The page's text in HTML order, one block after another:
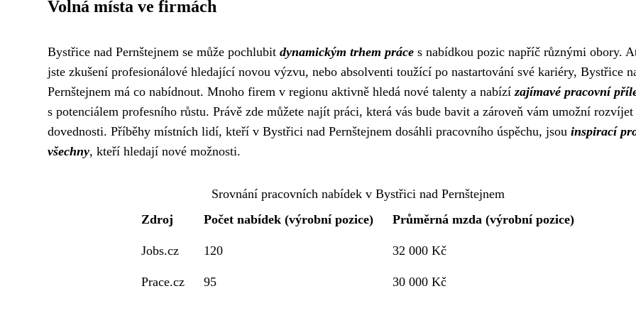
Volná místa ve firmách
Bystřice nad Pernštejnem se může pochlubit dynamickým trhem práce s nabídkou pozic napříč různými obory.
jste zkušení profesionálové hledající novou výzvu, nebo absolventi toužící po nastartování své kariéry, Bystřice
Pernštejnem má co nabídnout. Mnoho firem v regionu aktivně hledá nové talenty a nabízízajímavé pracovní
s potenciálem profesního růstu. Právě zde můžete najít práci, která vás bude bavit a zároveň vám umožní rozvíjet
dovednosti. Příběhy místních lidí, kteří v Bystřici nad Pernštejnem dosáhli pracovního úspěchu, jsou inspirací
všechny, kteří hledají nové možnosti.
Srovnání pracovních nabídek v Bystřici nad Pernštejnem
Zdroj
Počet nabídek (výrobní pozice) Průměrná mzda (výrobní pozice)
Jobs.cz 120 32 000 Kč
Prace.cz 95 30 000 Kč